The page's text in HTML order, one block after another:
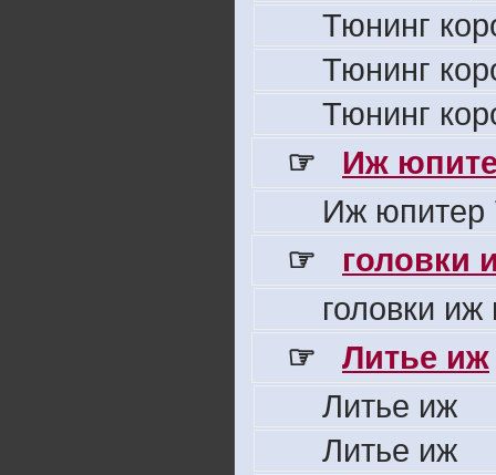
Тюнинг
Тюнинг
Тюнинг
☞
Иж
Иж юпитер
☞
головки
головки
☞
Литье иж
Литье иж
Литье иж